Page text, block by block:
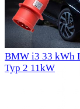
BMW i3 33 kWh
Typ 2 11kW